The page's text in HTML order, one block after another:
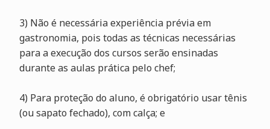
3) Não é necessária experiência prévia em
gastronomia, pois todas as técnicas necessárias
para a execução dos cursos serão ensinadas
durante as aulas prática pelo chef;
4) Para proteção do aluno, é obrigatório usar tênis
(ou sapato fechado), com calça; e